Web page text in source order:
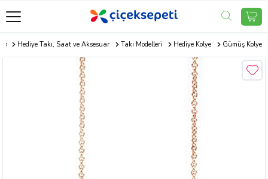
Hediye Takı, Saat ve Aksesuar Takı Modelleri Hediye Kolye Gümüş Kolye